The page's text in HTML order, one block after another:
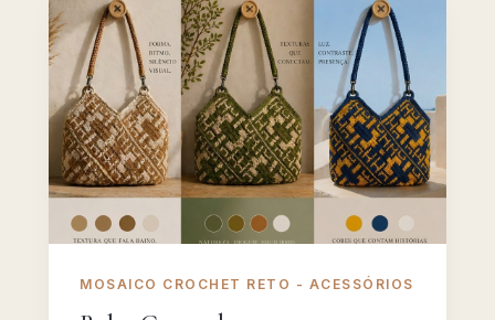
MOSAICO CROCHET RETO - ACESSÓRIOS